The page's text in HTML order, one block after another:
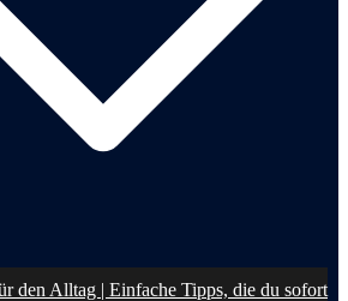
den Alltag | Einfache Tipps, die du sofort